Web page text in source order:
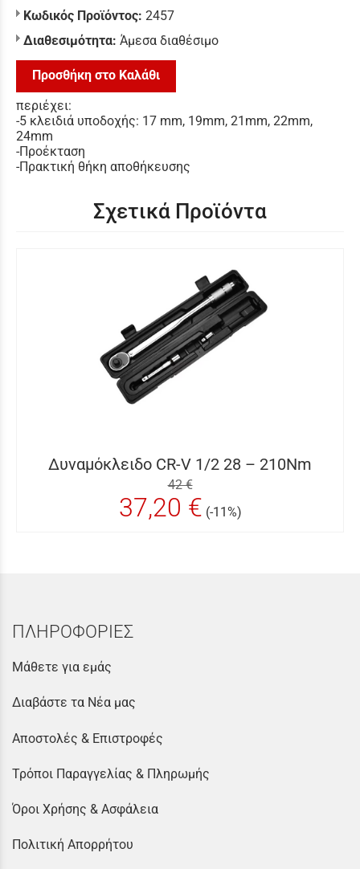
Κωδικός Προϊόντος: 2457
Διαθεσιμότητα: Άμεσα διαθέσιμο
Προσθήκη στο Καλάθι
περιέχει:
-5 κλειδιά υποδοχής: 17 mm, 19mm, 21mm, 22mm,
24mm
-Προέκταση
-Πρακτική θήκη αποθήκευσης
Σχετικά Προϊόντα
Δυναμόκλειδο CR-V 1/2 28 – 210Nm
42 €
37,20 € (-11%)
ΠΛΗΡΟΦΟΡΙΕΣ
Μάθετε για εμάς
Διαβάστε τα Νέα μας
Αποστολές & Επιστροφές
Τρόποι Παραγγελίας & Πληρωμής
Όροι Χρήσης & Ασφάλεια
Πολιτική Απορρήτου